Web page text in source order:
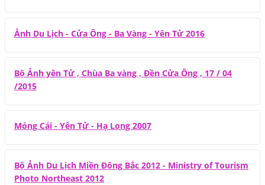
Ảnh Du Lịch - Cửa Ông - Ba Vàng - Yên Tử 2016
Bộ Ảnh yên Tử , Chùa Ba vàng , Đền Cửa Ông , 17 / 04
/2015
Móng Cái - Yên Tử - Hạ Long 2007
Bộ Ảnh Du Lịch Miền Đông Bắc 2012 - Ministry of Tourism
Photo Northeast 2012